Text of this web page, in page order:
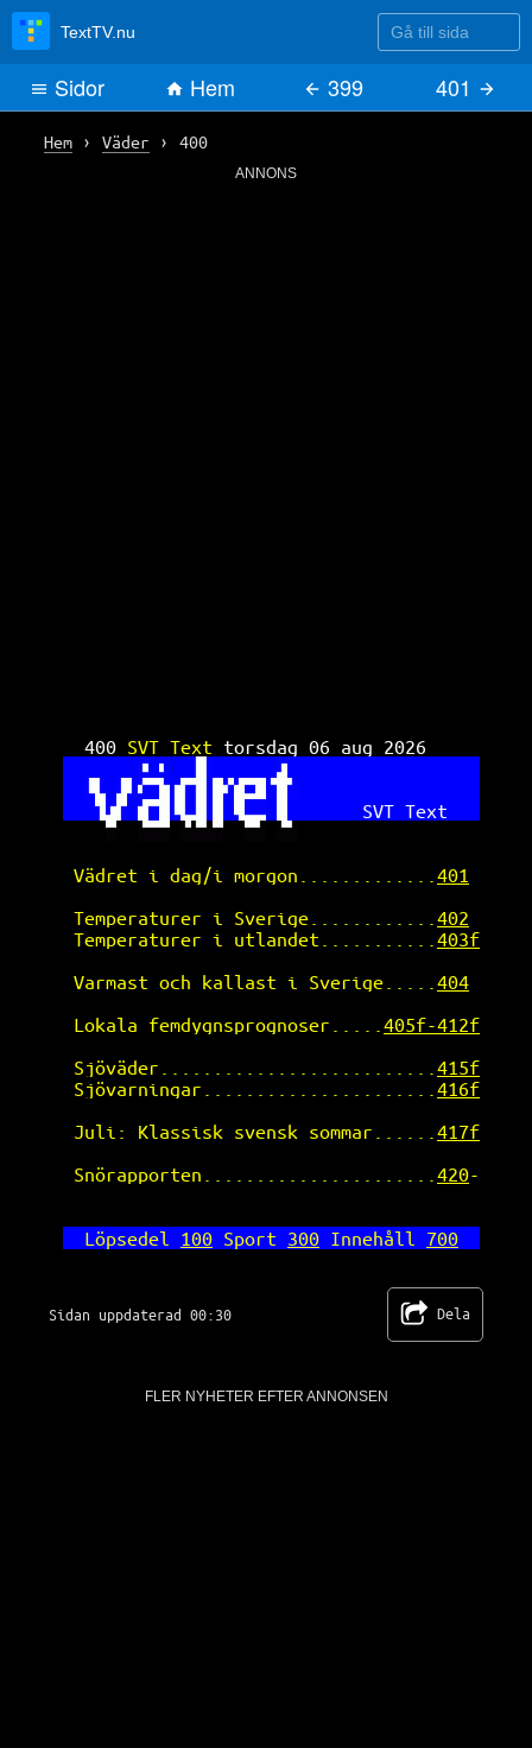
Hem› Väder › 400
ANNONS
400 SVT Text torsdag 06 aug 2026
SVT Text
Vädret i dag/i morgon............. 401
Temperaturer i Sverige............ 402
Temperaturer i utlandet........... 403f
Varmast och kallast i Sverige..... 404
Lokala femdygnsprognoser..... 405f-412f
Sjöväder.......................... 415f
Sjövarningar...................... 416f
Juli: Klassisk svensk sommar...... 417f
Snörapporten...................... 420-
Löpsedel 100 Sport 300 Innehåll 700
Sidan uppdaterad 00:30 Dela
FLER NYHETER EFTER ANNONSEN
TextTV.nu Gå till sida
Sidor Hem 399 401